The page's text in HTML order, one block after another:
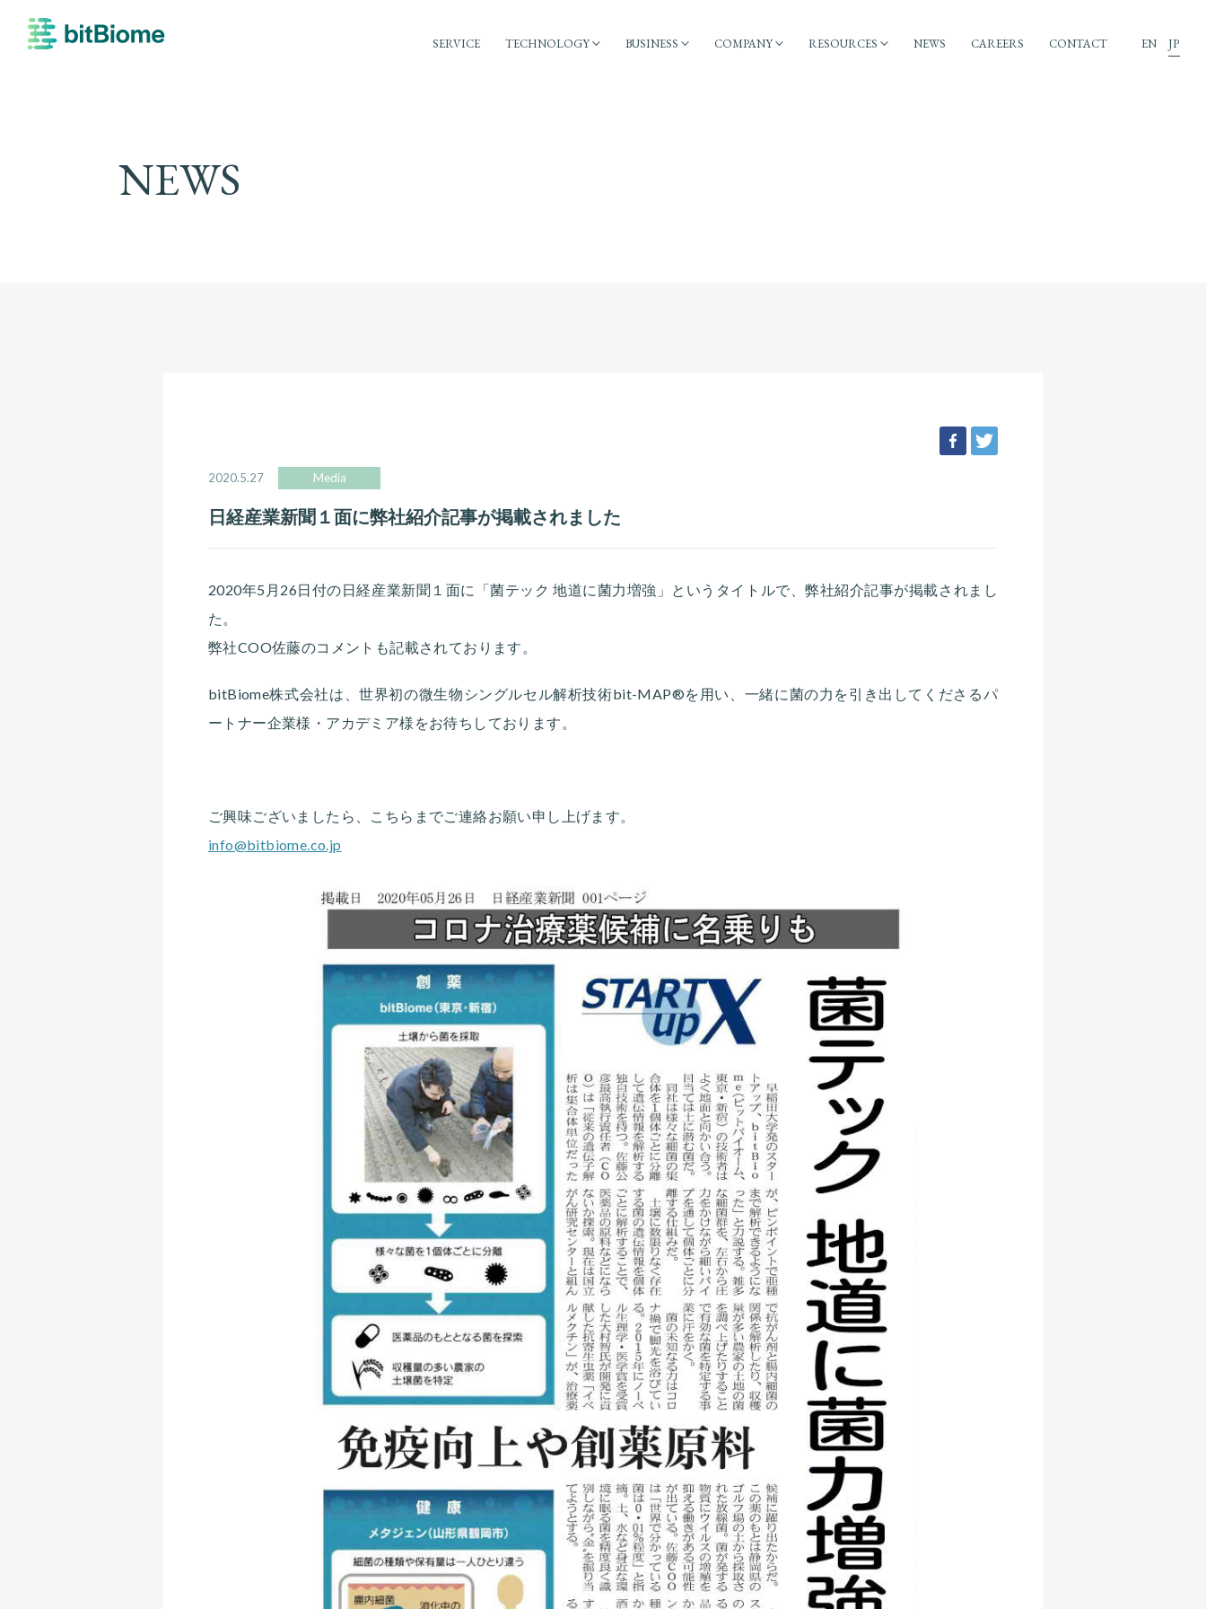
SERVICE TECHNOLOGY BUSINESS COMPANY RESOURCES NEWS CAREERS CONTACT EN JP
NEWS
facebook
2020.5.27 Media
日経産業新聞１面に弊社紹介記事が掲載されました
2020年5月26日付の日経産業新聞１面に「菌テック 地道に菌力増強」というタイトルで、弊社紹介記事が掲載されまし
た。
弊社COO佐藤のコメントも記載されております。
bitBiome株式会社は、世界初の微生物シングルセル解析技術bit-MAP®を用い、一緒に菌の力を引き出してくださるパ
ートナー企業様・アカデミア様をお待ちしております。
ご興味ございましたら、こちらまでご連絡お願い申し上げます。
info@bitbiome.co.jp